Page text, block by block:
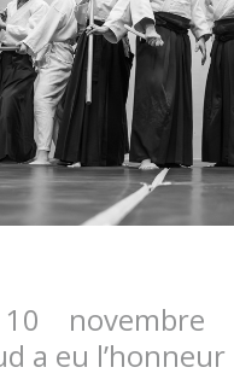
novembre
a eu